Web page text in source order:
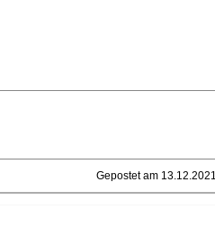
Gepostet am